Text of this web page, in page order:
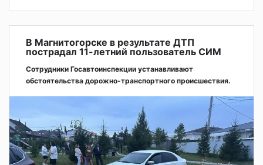
В Магнитогорске в результате ДТП
пострадал 11-летний пользователь СИМ
Сотрудники Госавтоинспекции устанавливают
обстоятельства дорожно-транспортного происшествия.